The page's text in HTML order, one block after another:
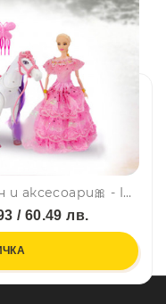
Красива кукла барби с бял кон и аксесоари🎀 - ICE SNOW HORSE 705
/ 60.49 лв.